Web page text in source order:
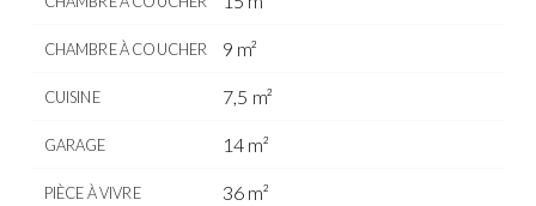
CHAMBRE À COUCHER 9 m²
CUISINE 7,5 m²
GARAGE 14 m²
PIÈCE À VIVRE 36 m²